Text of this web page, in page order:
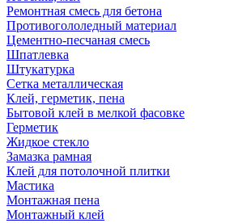
Ремонтная смесь для бетона
Противогололедный материал
Цементно-песчаная смесь
Шпатлевка
Штукатурка
Сетка металлическая
Клей, герметик, пена
Бытовой клей в мелкой фасовке
Герметик
Жидкое стекло
Замазка рамная
Клей для потолочной плитки
Мастика
Монтажная пена
Монтажный клей